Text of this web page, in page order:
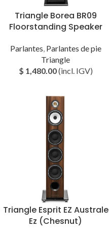
Triangle Borea BR09
Floorstanding Speaker
Parlantes, Parlantes de pie
Triangle
$ 1,480.00(incl. IGV)
Triangle Esprit EZ Australe
Ez (Chesnut)